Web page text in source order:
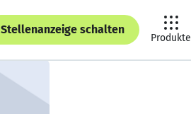
Stellenanzeige schalten
Produkte